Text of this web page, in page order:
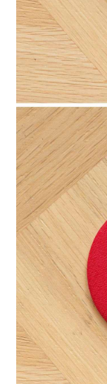
恩沛科技股份有限公司